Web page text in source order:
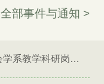
全部事件与通知 >
2026年北京大学社会学系教学科研岗位招聘启事